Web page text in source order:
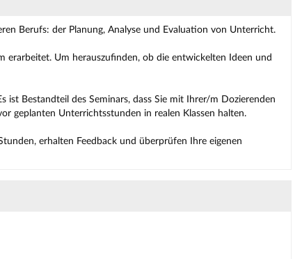
Berufs: der Planung, Analyse und Evaluation von Unterricht.
erarbeitet. Um herauszufinden, ob die entwickelten Ideen und
ist Bestandteil des Seminars, dass Sie mit Ihrer/m Dozierenden
geplanten Unterrichtsstunden in realen Klassen halten.
erhalten Feedback und überprüfen Ihre eigenen